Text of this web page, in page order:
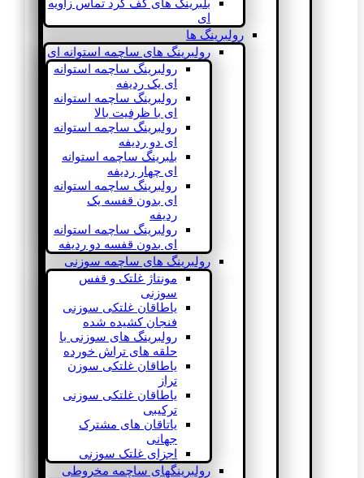
بلبرینگ های کف گرد تماس زاویه
ای
رولبرینگ ها
رولبرینگ های ساچمه استوانه ای
رولبرینگ ساچمه استوانه
ای یک ردیفه
رولبرینگ ساچمه استوانه
ای با ظرفیت بالا
رولبرینگ ساچمه استوانه
ای دو ردیفه
بلبرینگ ساچمه استوانه
ای چهار ردیفه
رولبرینگ ساچمه استوانه
ای بدون قفسه یک
ردیفه
رولبرینگ ساچمه استوانه
ای بدون قفسه دو ردیفه
رولبرینگ های ساچمه سوزنی
مونتاژ غلتک و قفس
سوزنی
یاطاقان غلتکی سوزنی
فنجان کشیده شده
رولبرینگ های سوزنی با
حلقه های تراش خورده
یاطاقان غلتکی سوزن
تراز
یاطاقان غلتکی سوزنی
ترکیبی
یاتاقان های مشترک
جهانی
اجزای غلتک سوزنی
رولبرینگهای ساچمه مخروطی